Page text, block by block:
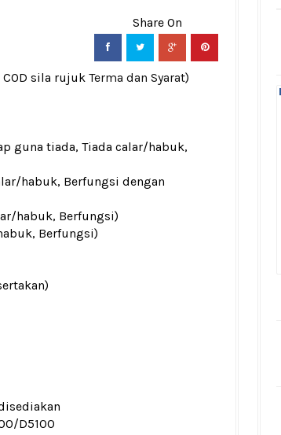
sila rujuk Terma dan Syarat)
guna tiada, Tiada calar/habuk,
habuk, Berfungsi dengan
habuk, Berfungsi)
Berfungsi)
D5100